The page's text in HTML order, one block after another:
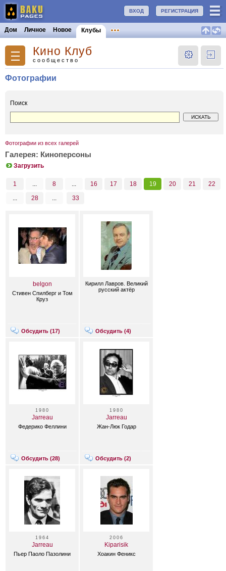
РЕГИСТРАЦИЯ
ВХОД
Дом Личное Новое Клубы
Кино Клуб
сообщество
Фотографии
Поиск
Фотографии из всех галерей
Галерея: Киноперсоны
Загрузить
1 ... 8 ... 16 17 18 19 20 21
22
...
28 ... 33
belgon
Стивен Спилберг и Том
Круз
Обсудить (17)
Кирилл Лавров. Великий
русский актёр
Обсудить (4)
1980
Jarreau
Федерико Феллини
Обсудить (28)
1980
Jarreau
Жан-Люк Годар
Обсудить (2)
1964
Jarreau
Пьер Паоло Пазолини
2006
Kiparisik
Хоакин Феникс